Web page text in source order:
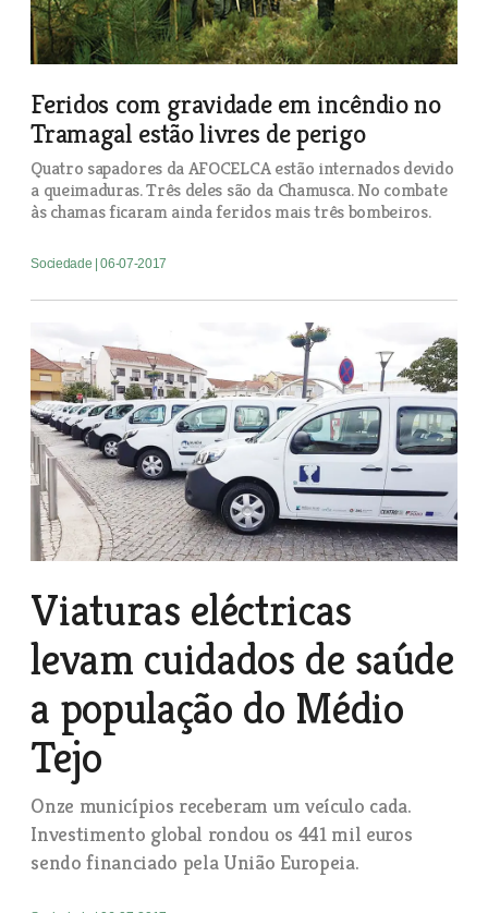
Feridos com gravidade em incêndio no
Tramagal estão livres de perigo
Quatro sapadores da AFOCELCA estão internados devido
a queimaduras. Três deles são da Chamusca. No combate
às chamas ficaram ainda feridos mais três bombeiros.
Sociedade | 06-07-2017
Viaturas eléctricas
levam cuidados de saúde
a população do Médio
Tejo
Onze municípios receberam um veículo cada.
Investimento global rondou os 441 mil euros
sendo financiado pela União Europeia.